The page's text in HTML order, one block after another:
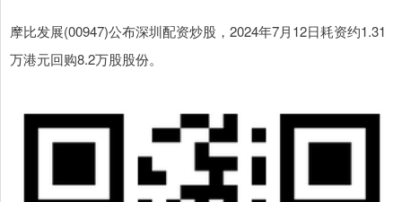
摩比发展(00947)公布深圳配资炒股，2024年7月12日耗资约1.31
万港元回购8.2万股股份。